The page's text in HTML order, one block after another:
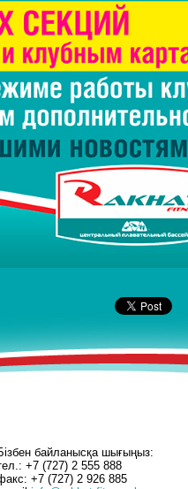
байланысқа шығыңыз:
+7 (727) 2 555 888
+7 (727) 2 926 885